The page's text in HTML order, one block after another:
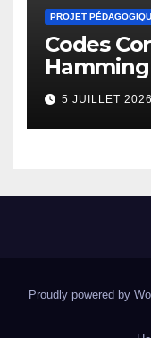
PROJET
Codes
Solomon
5 JUILLET 2026
Proudly powered by